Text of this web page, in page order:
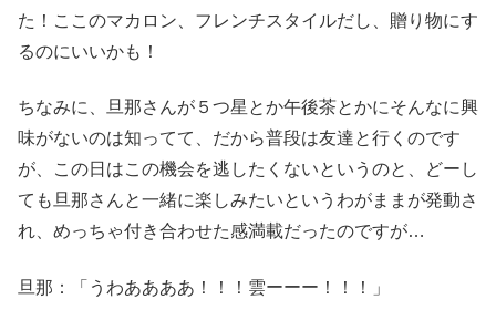
た！ここのマカロン、フレンチスタイルだし、贈り物にす
るのにいいかも！
ちなみに、旦那さんが５つ星とか午後茶とかにそんなに興
味がないのは知ってて、だから普段は友達と行くのです
が、この日はこの機会を逃したくないというのと、どーし
ても旦那さんと一緒に楽しみたいというわがままが発動さ
れ、めっちゃ付き合わせた感満載だったのですが…
旦那：「うわああああ！！！雲ーーー！！！」